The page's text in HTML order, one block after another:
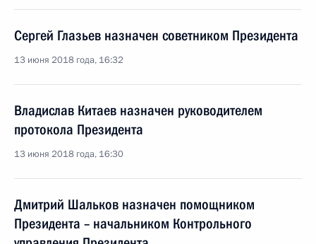
Сергей Глазьев назначен советником Президента
13 июня 2018 года, 16:32
Владислав Китаев назначен руководителем
протокола Президента
13 июня 2018 года, 16:30
Дмитрий Шальков назначен помощником
Президента – начальником Контрольного